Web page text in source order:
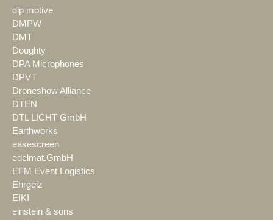
dlp motive
DMPW
DMT
Doughty
DPA Microphones
DPVT
Droneshow Alliance
DTEN
DTL LICHT GmbH
Earthworks
easescreen
edelmat.GmbH
EFM Event Logistics
Ehrgeiz
EIKI
einstein & sons